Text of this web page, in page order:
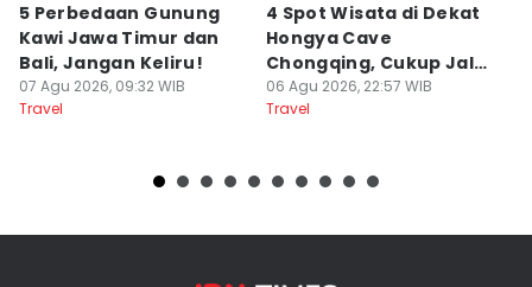
5 Perbedaan Gunung
Kawi Jawa Timur dan
Bali, Jangan Keliru!
07 Agu 2026, 09:32 WIB
Travel
4 Spot Wisata di Dekat
Hongya Cave
Chongqing, Cukup Jalan
Kaki!
06 Agu 2026, 22:57 WIB
Travel